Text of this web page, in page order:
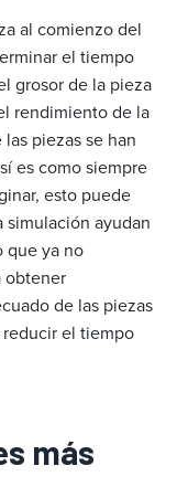
al comienzo del
el tiempo
grosor de la pieza
rendimiento de la
piezas se han
es como siempre
esto puede
simulación ayudan
que ya no
obtener
de las piezas
el tiempo
más